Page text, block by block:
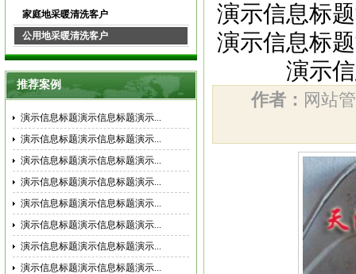
家庭地采暖清洗客户
公用地采暖清洗客户
推荐案例
演示信息标题演示信息标题演示...
演示信息标题演示信息标题演示...
演示信息标题演示信息标题演示...
演示信息标题演示信息标题演示...
演示信息标题演示信息标题演示...
演示信息标题演示信息标题演示...
演示信息标题演示信息标题演示...
演示信息标题演示信息标题演示...
演示信息标
演示信息标
演示
作者： 网站